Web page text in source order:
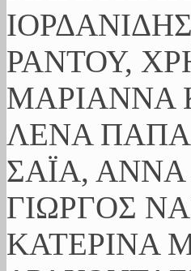
ΡΑΝΤΟΥ,
ΜΑΡΙΑΝΝΑ
ΛΕΝΑ
ΣΑΪΑ,
ΓΙΩΡΓΟΣ
ΚΑΤΕΡΙΝΑ